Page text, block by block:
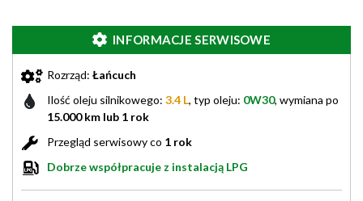
INFORMACJE SERWISOWE
Rozrząd: Łańcuch
Ilość oleju silnikowego: 3.4 L, typ oleju: 0W30, wymiana po
15.000 km lub 1 rok
Przegląd serwisowy co 1 rok
Dobrze współpracuje z instalacją LPG